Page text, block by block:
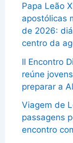
Papa Leão
apostólicas
de 2026:
centro da
II Encontro
reúne
preparar a
Viagem de
passagens
encontro